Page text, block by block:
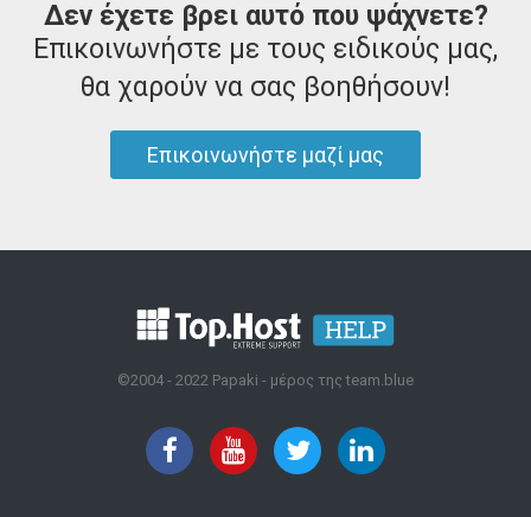
Δεν έχετε βρει αυτό που ψάχνετε?
Επικοινωνήστε με τους ειδικούς μας,
θα χαρούν να σας βοηθήσουν!
Επικοινωνήστε μαζί μας
©2004 - 2022 Papaki - μέρος της team.blue